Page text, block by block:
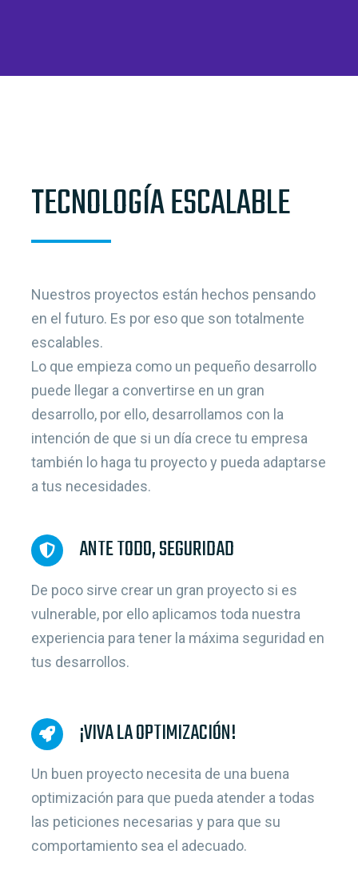
TECNOLOGÍA ESCALABLE
Nuestros proyectos están hechos pensando
en el futuro. Es por eso que son totalmente
escalables.
Lo que empieza como un pequeño desarrollo
puede llegar a convertirse en un gran
desarrollo, por ello, desarrollamos con la
intención de que si un día crece tu empresa
también lo haga tu proyecto y pueda adaptarse
a tus necesidades.
ANTE TODO, SEGURIDAD
De poco sirve crear un gran proyecto si es
vulnerable, por ello aplicamos toda nuestra
experiencia para tener la máxima seguridad en
tus desarrollos.
¡VIVA LA OPTIMIZACIÓN!
Un buen proyecto necesita de una buena
optimización para que pueda atender a todas
las peticiones necesarias y para que su
comportamiento sea el adecuado.